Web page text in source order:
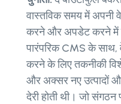
वास्तविक समय में अपनी
करने और अपडेट करने में
पारंपरिक CMS के साथ,
करने के लिए तकनीकी
और अक्सर नए उत्पादों
देरी होती थी। जो